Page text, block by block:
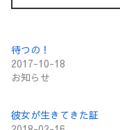
待つの！
2017-10-18
お知らせ
彼女が生きてきた証